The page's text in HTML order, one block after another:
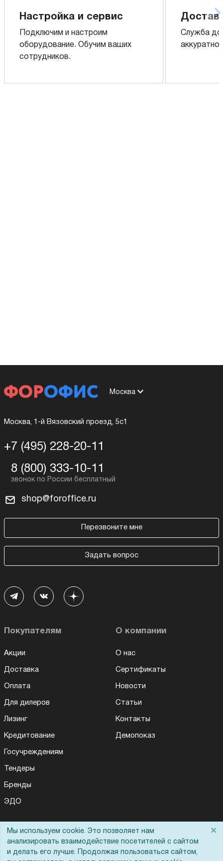
Настройка и сервис
Подключим и настроим
оборудование. Обучим ваших
сотрудников.
Служба
аккуратно
Москва
Москва, 1-й Вязовский проезд, 5с1
+7 (495) 228-20-11
8 (800) 333-10-11
shop@foroffice.ru
Перезвоните мне
Задать вопрос
Покупателям
Акции
Доставка
Оплата
Для дилеров
Лизинг
Кредитование
Госучреждениям
Тендеры
Бренды
ЭДО
О компании
О нас
Сертификаты
Новости
Статьи
Контакты
Демопоказ
Помощь
Мы используем cookie. Это позволяет нам
анализировать взаимодействие посетителей с сайтом
и делать его лучше. Продолжая пользоваться сайтом,
×